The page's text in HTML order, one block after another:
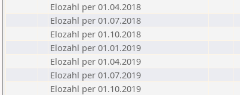
Elozahl per 01.04.2018
Elozahl per 01.07.2018
Elozahl per 01.10.2018
Elozahl per 01.01.2019
Elozahl per 01.04.2019
Elozahl per 01.07.2019
Elozahl per 01.10.2019